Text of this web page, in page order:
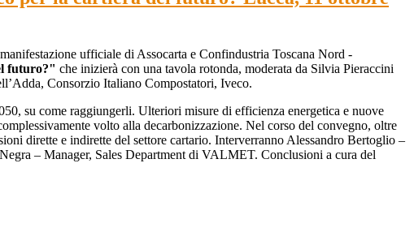
ufficiale di Assocarta e Confindustria Toscana Nord -
futuro?" che inizierà con una tavola rotonda, moderata da Silvia Pieraccini
Consorzio Italiano Compostatori, Iveco.
su come raggiungerli. Ulteriori misure di efficienza energetica e nuove
volto alla decarbonizzazione. Nel corso del convegno, oltre
dirette e indirette del settore cartario. Interverranno Alessandro Bertoglio –
– Manager, Sales Department di VALMET. Conclusioni a cura del